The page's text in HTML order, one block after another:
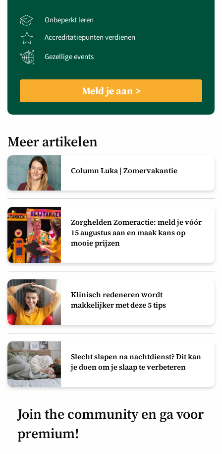
Onbeperkt leren
Accreditatiepunten verdienen
Gezellige events
Meld je aan
Meer artikelen
Column Luka | Zomervakantie
Zorghelden Zomeractie: meld je vóór
15 augustus aan en maak kans op
mooie prijzen
Klinisch redeneren wordt
makkelijker met deze 5 tips
Slecht slapen na nachtdienst? Dit kan
je doen om je slaap te verbeteren
Join the community en ga voor
premium!